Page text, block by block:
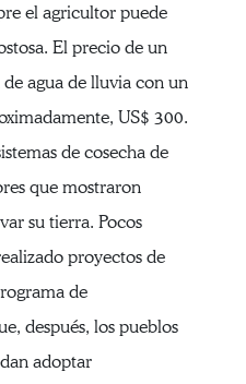
el agricultor puede
El precio de un
agua de lluvia con un
US$ 300.
de cosecha de
que mostraron
su tierra. Pocos
proyectos de
de
después, los pueblos
adoptar